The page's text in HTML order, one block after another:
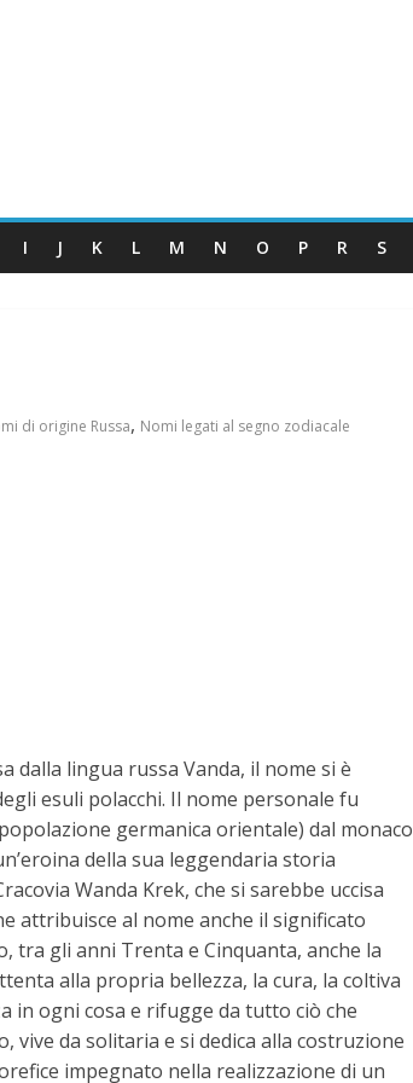
I J K L M N O P R S
di origine Russa, Nomi legati al segno zodiacale
dalla lingua russa Vanda, il nome si è
esuli polacchi. Il nome personale fu
germanica orientale) dal monaco
della sua leggendaria storia
Wanda Krek, che si sarebbe uccisa
attribuisce al nome anche il significato
tra gli anni Trenta e Cinquanta, anche la
alla propria bellezza, la cura, la coltiva
in ogni cosa e rifugge da tutto ciò che
vive da solitaria e si dedica alla costruzione
impegnato nella realizzazione di un